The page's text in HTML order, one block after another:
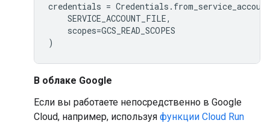
credentials = Credentials .
SERVICE_ACCOUNT_FILE,
scopes=GCS_READ_SCOPES
)
В облаке Google
Если вы работаете непосредственно в Google
Cloud, например, используя функции Cloud Run